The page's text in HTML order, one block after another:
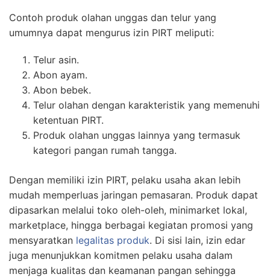
Contoh produk olahan unggas dan telur yang
umumnya dapat mengurus izin PIRT meliputi:
Telur asin.
Abon ayam.
Abon bebek.
Telur olahan dengan karakteristik yang memenuhi
ketentuan PIRT.
Produk olahan unggas lainnya yang termasuk
kategori pangan rumah tangga.
Dengan memiliki izin PIRT, pelaku usaha akan lebih
mudah memperluas jaringan pemasaran. Produk dapat
dipasarkan melalui toko oleh-oleh, minimarket lokal,
marketplace, hingga berbagai kegiatan promosi yang
mensyaratkan legalitas produk. Di sisi lain, izin edar
juga menunjukkan komitmen pelaku usaha dalam
menjaga kualitas dan keamanan pangan sehingga